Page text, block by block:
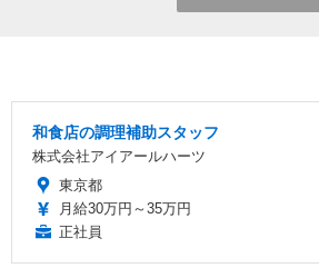
和食店の調理補助スタッフ
株式会社アイアールハーツ
東京都
月給30万円～35万円
正社員